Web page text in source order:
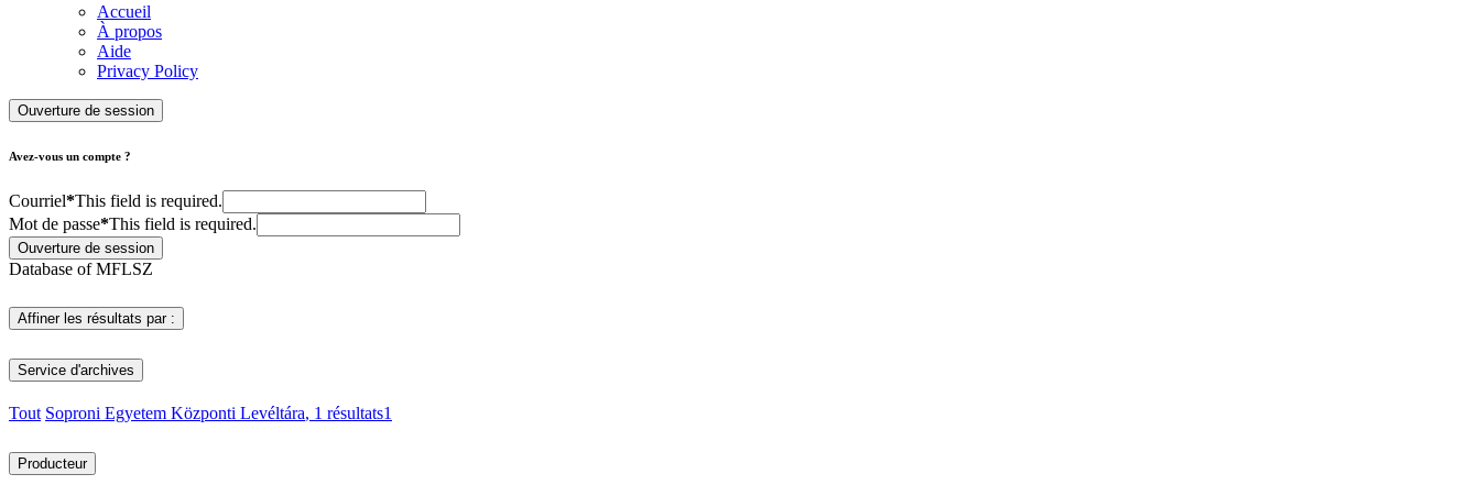
Accueil
À propos
Aide
Privacy Policy
Ouverture de session
Avez-vous un compte ?
Courriel*This field is required.
Mot de passe*This field is required.
Ouverture de session
Database of MFLSZ
Affiner les résultats par :
Service d'archives
Tout Soproni Egyetem Központi Levéltára, 1 résultats1
Producteur